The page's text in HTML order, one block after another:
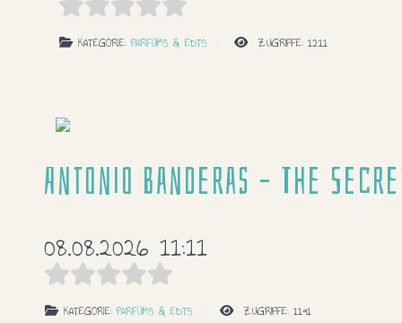
KATEGORIE: PARFÜMS & EDTS ZUGRIFFE: 1211
Antonio Banderas – The
08.08.2026 11:11
KATEGORIE: PARFÜMS & EDTS ZUGRIFFE: 1191